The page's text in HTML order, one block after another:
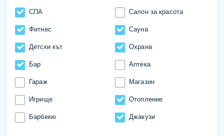
СПА Салон за красота
Фитнес Сауна
Детски кът Охрана
Бар Аптека
Гараж Магазин
Игрище Отопление
Барбекю Джакузи